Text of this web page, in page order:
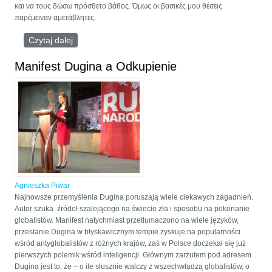
και να τους δώσω πρόσθετο βάθος. Όμως οι βασικές μου θέσεις
παρέμειναν αμετάβλητες.
Czytaj dalej
Manifest Dugina a Odkupienie
Agnieszka Piwar
Najnowsze przemyślenia Dugina poruszają wiele ciekawych zagadnień.
Autor szuka źródeł szalejącego na świecie zła i sposobu na pokonanie
globalistów. Manifest natychmiast przetłumaczono na wiele języków,
przesłanie Dugina w błyskawicznym tempie zyskuje na popularności
wśród antyglobalistów z różnych krajów, zaś w Polsce doczekał się już
pierwszych polemik wśród inteligencji. Głównym zarzutem pod adresem
Dugina jest to, że – o ile słusznie walczy z wszechwładzą globalistów, o